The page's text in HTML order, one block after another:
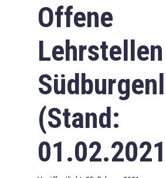
Offene
(Stand: